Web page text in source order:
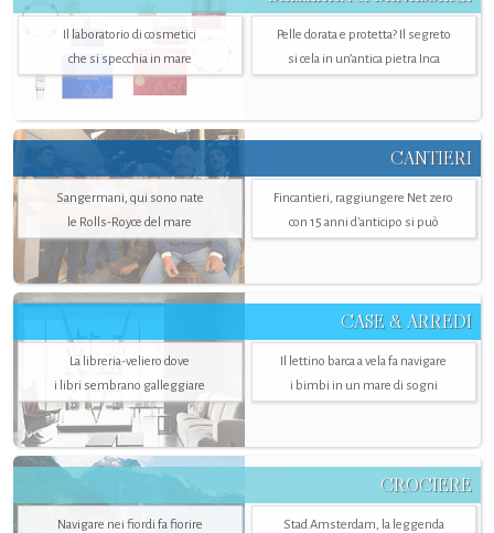
Il laboratorio di cosmetici
che si specchia in mare
Pelle dorata e protetta? Il segreto
si cela in un’antica pietra Inca
CANTIERI
Sangermani, qui sono nate
le Rolls-Royce del mare
Fincantieri, raggiungere Net zero
con 15 anni d'anticipo si può
CASE & ARREDI
La libreria-veliero dove
i libri sembrano galleggiare
Il lettino barca a vela fa navigare
i bimbi in un mare di sogni
CROCIERE
Navigare nei fiordi fa fiorire
Stad Amsterdam, la leggenda